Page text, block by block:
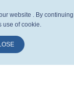
website . By continuing
use of cookie.